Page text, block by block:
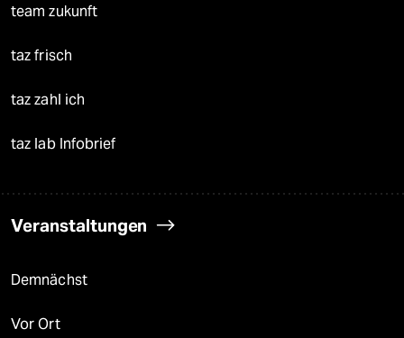
team zukunft
taz frisch
taz zahl ich
taz lab Infobrief
Veranstaltungen
Demnächst
Vor Ort